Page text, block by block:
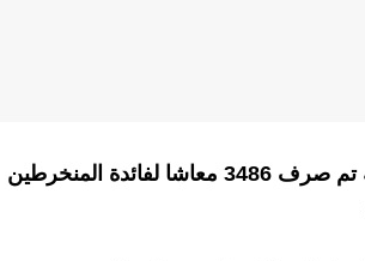
أعلن الصندوق المغربي للتقاعد، اليوم الاثنين، أنه تم صرف 3486 معاشا لفائدة المنخرطين